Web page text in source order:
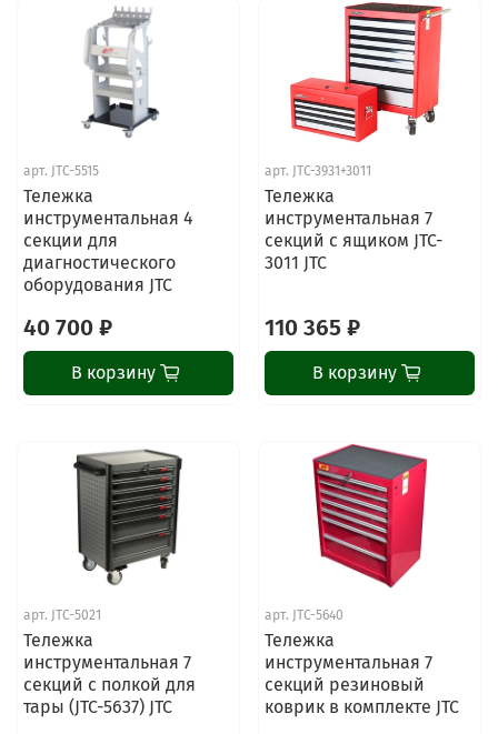
арт. JTC-5515
Тележка
инструментальная 4
секции для
диагностического
оборудования JTC
40 700 ₽
В корзину
арт. JTC-3931+3011
Тележка
инструментальная 7
секций с ящиком JTC-
3011 JTC
110 365 ₽
В корзину
арт. JTC-5021
Тележка
инструментальная 7
секций с полкой для
тары (JTC-5637) JTC
арт. JTC-5640
Тележка
инструментальная 7
секций резиновый
коврик в комплекте JTC